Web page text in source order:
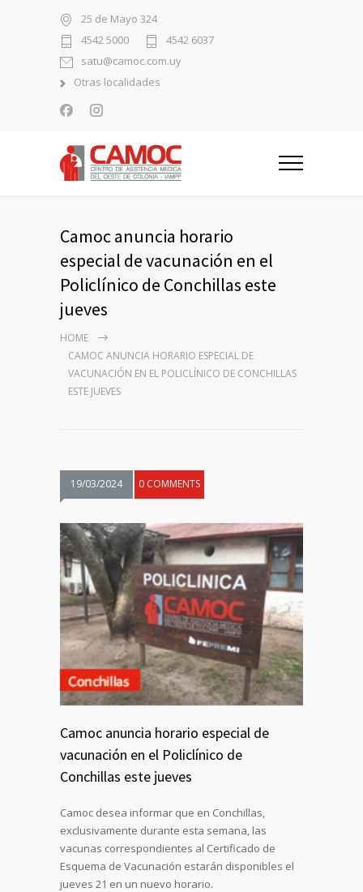
25 de Mayo 324
4542 5000
4542 6037
satu@camoc.com.uy
Otras localidades
Camoc anuncia horario
especial de vacunación en el
Policlínico de Conchillas este
jueves
HOME
CAMOC ANUNCIA HORARIO ESPECIAL DE
VACUNACIÓN EN EL POLICLÍNICO DE CONCHILLAS
ESTE JUEVES
19/03/2024 0 COMMENTS
Camoc anuncia horario especial de
vacunación en el Policlínico de
Conchillas este jueves
Camoc desea informar que en Conchillas,
exclusivamente durante esta semana, las
vacunas correspondientes al Certificado de
Esquema de Vacunación estarán disponibles el
jueves 21 en un nuevo horario.